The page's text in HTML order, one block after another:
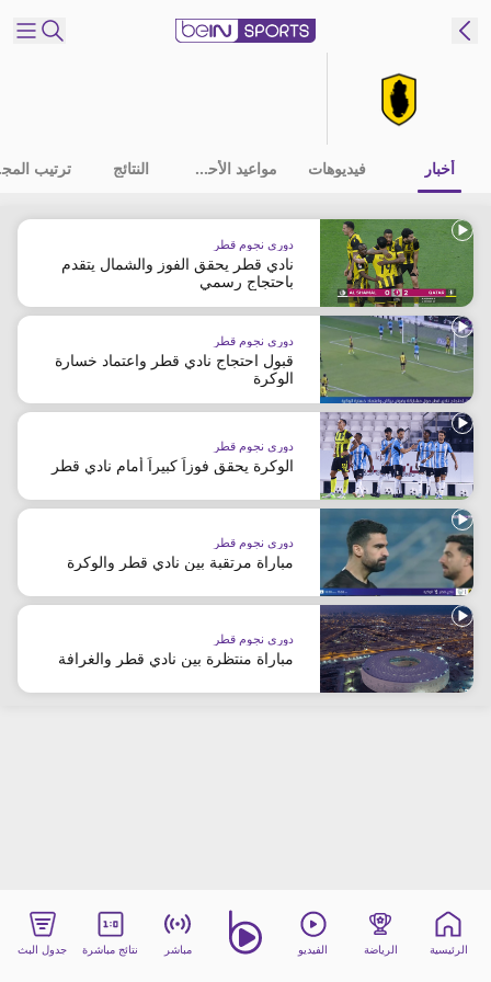
اللغة EN ع
إدارة
التنبيهات
انضم
إلى
قائمة
النشرة
الإخبارية
اتصل بنا
beIN CONNECT
beIN MEDIA GROUP
ترددات beIN SPORTS
الأسئلة الأكثر شيوعاً
دليل التلفاز
احصل على beIN
معلومات عن هذا الموقع
أخبار فيديوهات مواعيد الأحداث النتائج
دوري نجوم قطر
نادي قطر يحقق الفوز والشمال يتقدم
باحتجاج رسمي
دوري نجوم قطر
قبول احتجاج نادي قطر واعتماد خسارة
الوكرة
دوري نجوم قطر
الوكرة يحقق فوزاً كبيراً أمام نادي قطر
دوري نجوم قطر
مباراة مرتقبة بين نادي قطر والوكرة
دوري نجوم قطر
مباراة منتظرة بين نادي قطر والغرافة
الرئيسية الرياضة الفيديو مباشر نتائج مباشرة جدول البث